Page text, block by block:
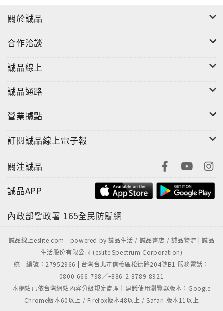
如果我們可以重新規畫理想的教育，我們該把它設計成
什麼樣子？
學校裡應該要教什麼？
所。
為了讓下一代的天賦得以自由發揮，
巡禮世界各國成功案例、建立大家對不同教育制度的信
為這場已經啟動、你我都應參與的教育革命，提出明確
Ken Robinson is one of the world's most
influential voices in education. His talk, 'How
Schools Kill Creativity', is the most viewed in the
關於誠品
合作洽談
誠品線上
誠品通路
營業據點
訂閱誠品線上電子報
關注誠品
誠品APP
內政部警政署 165全民防騙網
誠品線上eslite.com - powered by 誠品生活 / 誠品書店 / 誠品物流 | 誠品
生活股份有限公司 (eslite Spectrum Corporation)
統一編號：27952966 | 台灣台北市信義區松德路204號B1 服務電話：
0800-666-798／+886-2-8789-8921
本網站已依台灣網站內容分級規定處理｜建議使用瀏覽器版本：Google
Chrome版本60以上 / Firefox版本48以上 / Safari 版本11以上